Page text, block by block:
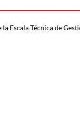
Técnica de